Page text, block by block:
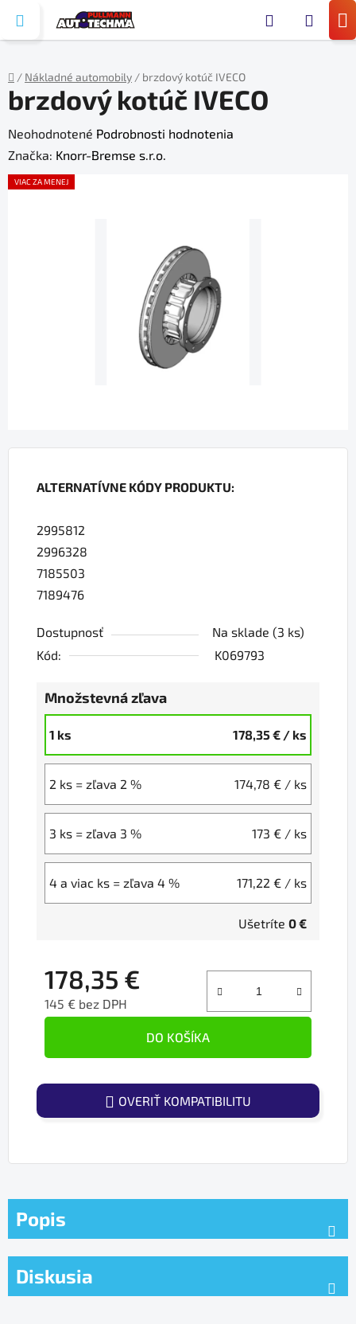
obsah
Domov
/ Nákladné automobily / brzdový kotúč IVECO
ALTERNATÍVNE KÓDY PRODUKTU:
2995812
2996328
7185503
7189476
Dostupnosť Na sklade (3 ks)
Kód:
K069793
Množstevná zľava
1 ks 178,35 € / ks
2 ks = zľava 2 % 174,78 € / ks
3 ks = zľava 3 % 173 € / ks
4 a viac ks = zľava 4 % 171,22 € / ks
Ušetríte 0 €
178,35 €
145 € bez DPH
DO KOŠÍKA
OVERIŤ KOMPATIBILITU
brzdový kotúč IVECO
Priemerné
hodnotenie
produktu
Neohodnotené Podrobnosti hodnotenia
Značka: Knorr-Bremse s.r.o.
VIAC ZA MENEJ
Popis
Diskusia